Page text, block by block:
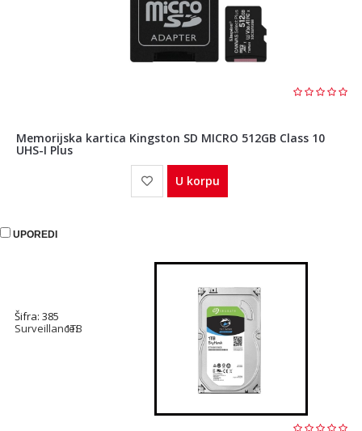
Memorijska kartica Kingston SD MICRO 512GB Class 10
UHS-I Plus
U korpu
UPOREDI
Šifra: 385
Surveillance:
1TB